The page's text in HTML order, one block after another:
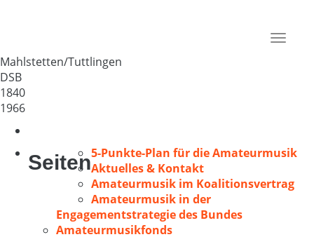
Toggle
Mahlstetten/Tuttlingen
DSB
1840
1966
Seiten5-Punkte-Plan für die Amateurmusik
Aktuelles & Kontakt
Amateurmusik im Koalitionsvertrag
Amateurmusik in der
Engagementstrategie des Bundes
Amateurmusikfonds